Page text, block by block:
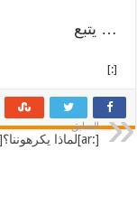
… يتبع
[:]
السابق
[:ar]لماذا يكرهوننا؟[:]